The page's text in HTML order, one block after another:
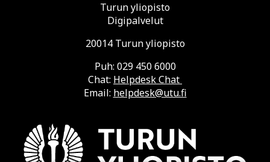
Turun yliopisto
Digipalvelut
20014 Turun yliopisto
Puh: 029 450 6000
Chat: Helpdesk Chat
Email: helpdesk@utu.fi